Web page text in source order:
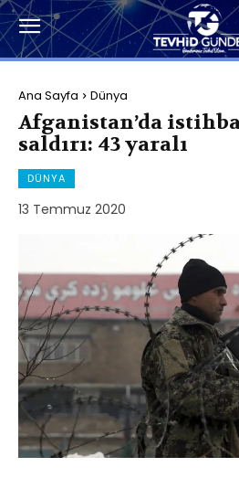
Ana Sayfa Dünya
Afganistan’da
saldırı: 43 yaralı
DÜNYA
13 Temmuz 2020